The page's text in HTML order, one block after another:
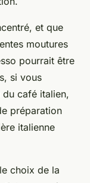
et que
moutures
pourrait être
si vous
du café italien,
préparation
italienne
choix de la